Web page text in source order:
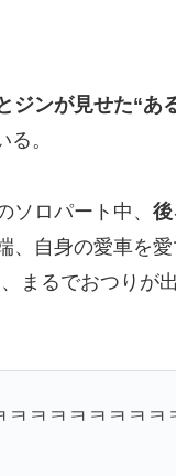
ジンが見せた“あ
。
ロパート中、
、自身の愛車を
まるでおつりが
ㅋㅋㅋㅋㅋㅋㅋ